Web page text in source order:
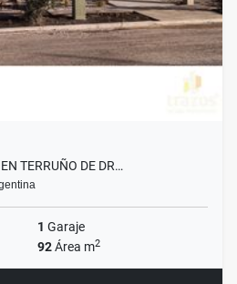
TERRUÑO DE DR…
1 Garaje
92Área m2